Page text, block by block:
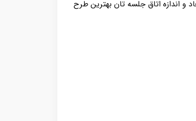
و اندازه اتاق جلسه تان بهترین طرح